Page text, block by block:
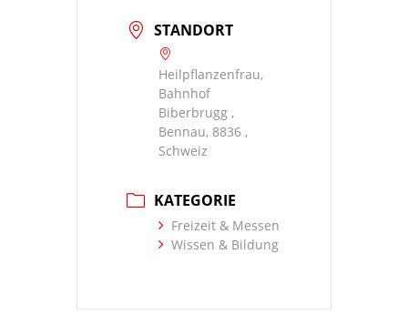
STANDORT
Heilpflanzenfrau,
Bahnhof
Biberbrugg ,
Bennau, 8836 ,
Schweiz
KATEGORIE
Freizeit & Messen
Wissen & Bildung